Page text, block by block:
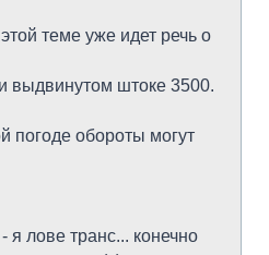
теме уже идет речь о
выдвинутом штоке 3500.
погоде обороты могут
я лове транс... конечно